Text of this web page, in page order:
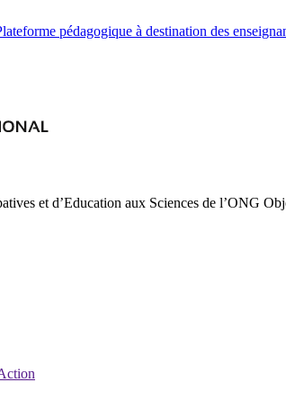
pédagogique à destination des
et d’Education aux Sciences de l’ONG